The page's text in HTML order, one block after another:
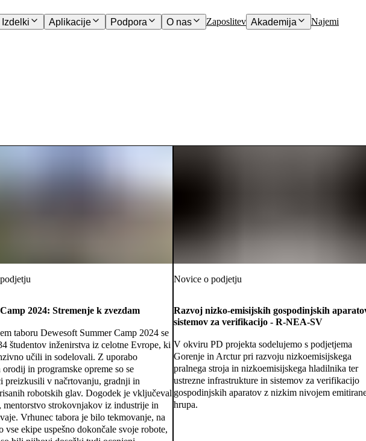
Izdelki Aplikacije Podpora O nas Zaposlitev Akademija Najemi
2024: Stremenje k zvezdam
taboru Dewesoft Summer Camp 2024 se
študentov inženirstva iz celotne Evrope, ki
učili in sodelovali. Z uporabo
orodij in programske opreme so se
preizkusili v načrtovanju, gradnji in
robotskih glav. Dogodek je vključeval
mentorstvo strokovnjakov iz industrije in
Vrhunec tabora je bilo tekmovanje, na
vse ekipe uspešno dokončale svoje robote,
Novice o podjetju
Razvoj nizko-emisijskih gospodinjskih
sistemov za verifikacijo - R-NEA-SV
V okviru PD projekta sodelujemo s podjetjema
Gorenje in Arctur pri razvoju nizkoemisijskega
pralnega stroja in nizkoemisijskega hladilnika ter
ustrezne infrastrukture in sistemov za verifikacijo
gospodinjskih aparatov z nizkim nivojem
hrupa.